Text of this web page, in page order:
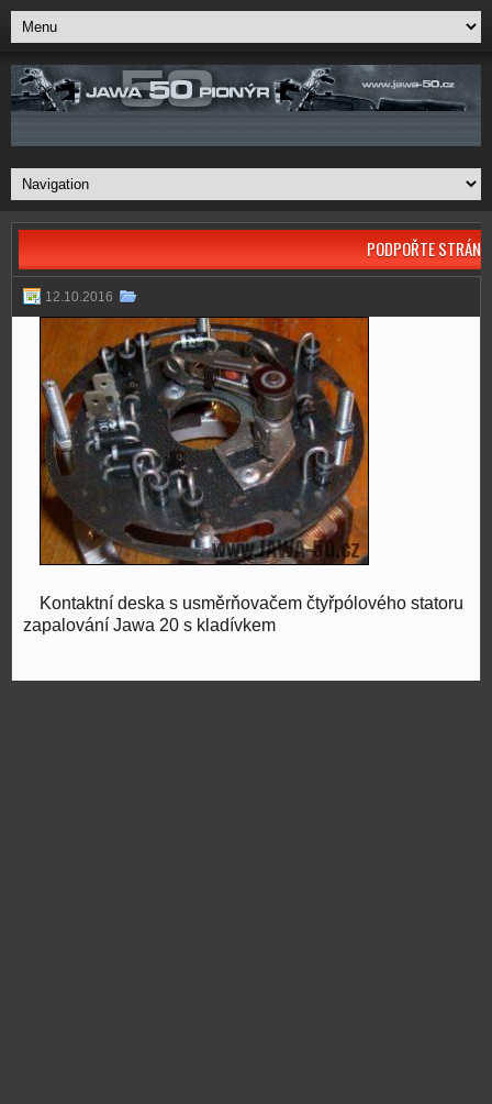
PODPOŘTE
12.10.2016
Kontaktní deska s usměrňovačem čtyřpólového statoru
zapalování Jawa 20 s kladívkem